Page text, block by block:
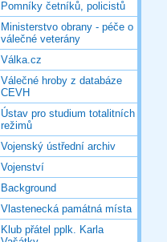
Pomníky četníků, policistů
Ministerstvo obrany - péče o
válečné veterány
Válka.cz
Válečné hroby z databáze
CEVH
Ústav pro studium totalitních
režimů
Vojenský ústřední archiv
Vojenství
Background
Vlastenecká památná místa
Klub přátel pplk. Karla